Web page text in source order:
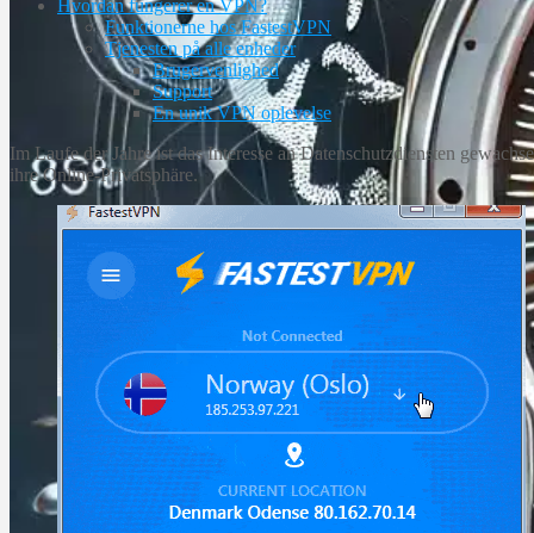
Hvordan fungerer en VPN?
Funktionerne hos FastestVPN
Tjenesten på alle enheder
Brugervenlighed
Support
En unik VPN oplevelse
Im Laufe der Jahre ist das Interesse an Datenschutzdiensten
ihre Online-Privatsphäre.